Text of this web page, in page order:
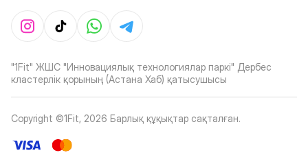
"1Fit" ЖШС "Инновациялық технологиялар паркі" Дербес
кластерлік қорының (Астана Хаб) қатысушысы
Copyright ©1Fit, 2026 Барлық құқықтар сақталған.